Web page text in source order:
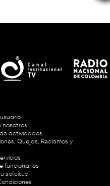
nosotros
actividades
Quejas, Reclamos y
funcionarios
solicitud